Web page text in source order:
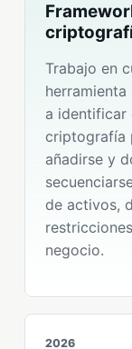
Trabajo en
a identificar
criptografía
añadirse y
de activos,
negocio.
2026